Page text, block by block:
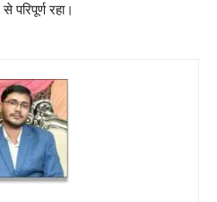
परिपूर्ण रहा।